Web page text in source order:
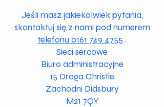
Jeśli masz jakiekolwiek pytania,
skontaktuj się z nami pod numerem
telefonu 0161 749 4755 .
Sieci sercowe
Biuro administracyjne
15 Droga Christie
Zachodni Didsbury
M21 7QY